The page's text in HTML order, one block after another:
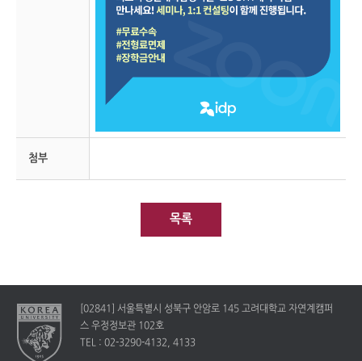
첨부
목록
[02841] 서울특별시 성북구 안암로 145 고려대학교 자연계캠퍼
스 우정정보관 102호
TEL : 02-3290-4132, 4133